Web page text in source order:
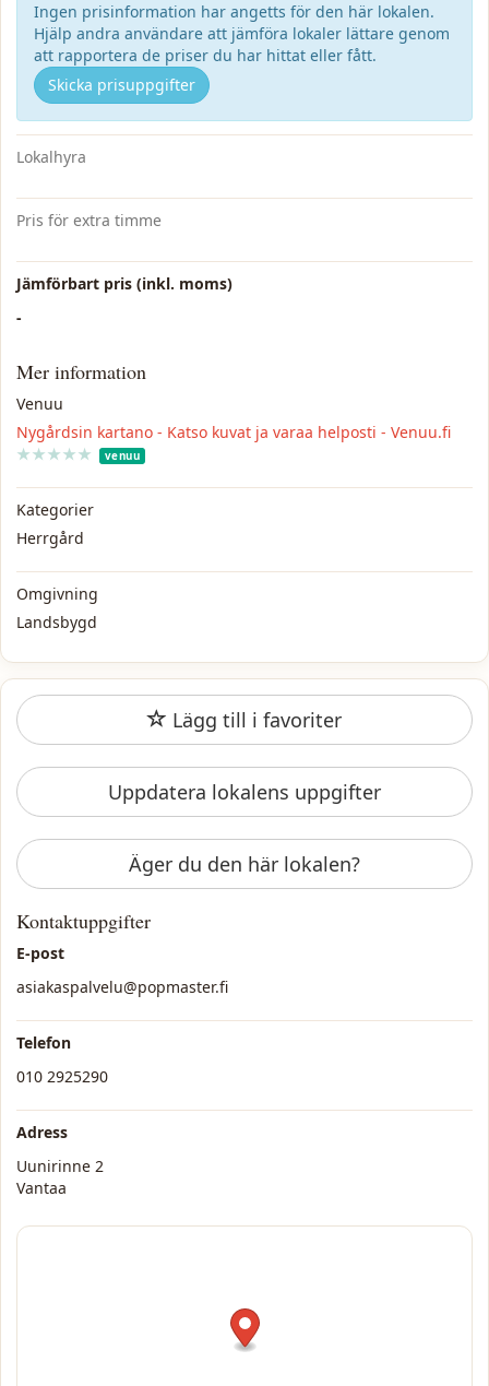
Ingen prisinformation har angetts för den här lokalen.
Hjälp andra användare att jämföra lokaler lättare genom
att rapportera de priser du har hittat eller fått.
Skicka prisuppgifter
Lokalhyra
Pris för extra timme
Jämförbart pris (inkl. moms)
-
Mer information
Venuu
Nygårdsin kartano - Katso kuvat ja varaa helposti - Venuu.fi
★
★★
★★
★★
★★
★ venuu
Kategorier
Herrgård
Omgivning
Landsbygd
Lägg till i favoriter
Uppdatera lokalens uppgifter
Äger du den här lokalen?
Kontaktuppgifter
E-post
asiakaspalvelu@popmaster.fi
Telefon
010 2925290
Adress
Uunirinne 2
Vantaa